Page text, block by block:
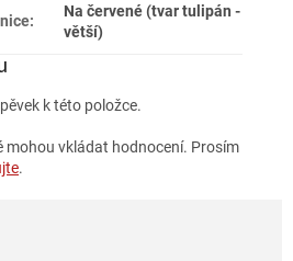
:
Na červené (tvar tulipán -
větší)
k této položce.
mohou vkládat hodnocení. Prosím
.